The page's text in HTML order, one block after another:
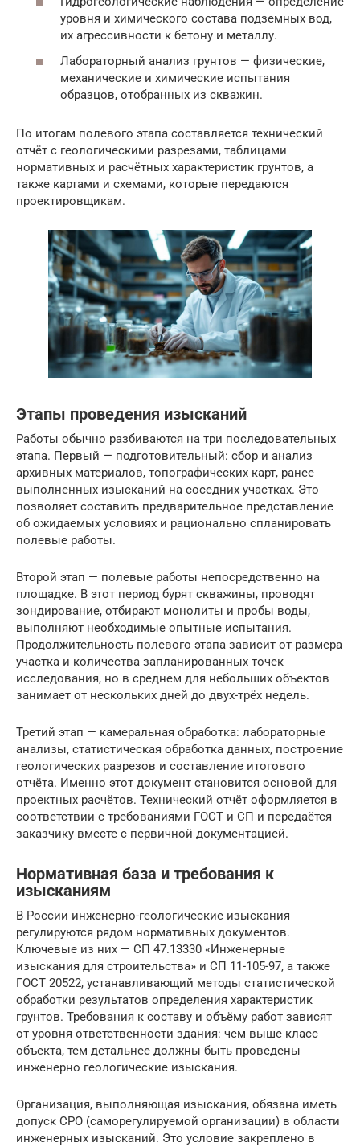
уровня и химического состава подземных вод,
их агрессивности к бетону и металлу.
Лабораторный анализ грунтов — физические,
механические и химические испытания
образцов, отобранных из скважин.
По итогам полевого этапа составляется технический
отчёт с геологическими разрезами, таблицами
нормативных и расчётных характеристик грунтов, а
также картами и схемами, которые передаются
проектировщикам.
Этапы проведения изысканий
Работы обычно разбиваются на три последовательных
этапа. Первый — подготовительный: сбор и анализ
архивных материалов, топографических карт, ранее
выполненных изысканий на соседних участках. Это
позволяет составить предварительное представление
об ожидаемых условиях и рационально спланировать
полевые работы.
Второй этап — полевые работы непосредственно на
площадке. В этот период бурят скважины, проводят
зондирование, отбирают монолиты и пробы воды,
выполняют необходимые опытные испытания.
Продолжительность полевого этапа зависит от размера
участка и количества запланированных точек
исследования, но в среднем для небольших объектов
занимает от нескольких дней до двух-трёх недель.
Третий этап — камеральная обработка: лабораторные
анализы, статистическая обработка данных, построение
геологических разрезов и составление итогового
отчёта. Именно этот документ становится основой для
проектных расчётов. Технический отчёт оформляется в
соответствии с требованиями ГОСТ и СП и передаётся
заказчику вместе с первичной документацией.
Нормативная база и требования к
изысканиям
В России инженерно-геологические изыскания
регулируются рядом нормативных документов.
Ключевые из них — СП 47.13330 «Инженерные
изыскания для строительства» и СП 11-105-97, а также
ГОСТ 20522, устанавливающий методы статистической
обработки результатов определения характеристик
грунтов. Требования к составу и объёму работ зависят
от уровня ответственности здания: чем выше класс
объекта, тем детальнее должны быть проведены
инженерно геологические изыскания.
Организация, выполняющая изыскания, обязана иметь
допуск СРО (саморегулируемой организации) в области
инженерных изысканий. Это условие закреплено в